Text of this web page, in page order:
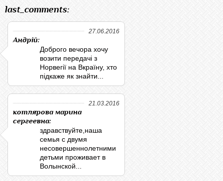
last_comments:
27.06.2016
Андрій:
Доброго вечора хочу
возити передачі з
Норвегії на Вкраїну, хто
підкаже як знайти...
21.03.2016
котлярова марина
сергеевна:
здравствуйте,наша
семья с двумя
несовершеннолетними
детьми проживает в
Волынской...